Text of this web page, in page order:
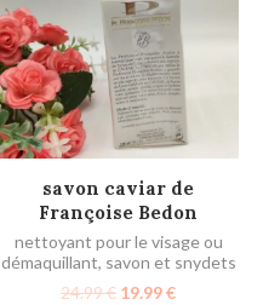
AJOUTER AU PANIER
savon caviar de
Françoise Bedon
nettoyant pour le visage ou
démaquillant, savon et snydets
24.99€ 19.99€